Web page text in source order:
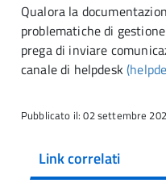
Qualora la
problematiche di
prega di inviare
canale di helpdesk
Pubblicato il: 02 settembre
Link correlati